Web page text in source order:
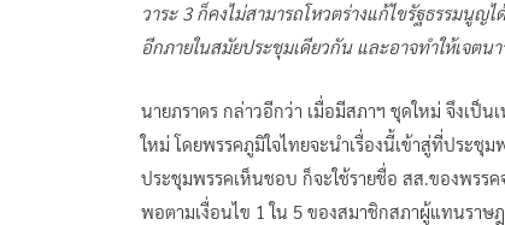
วาระ 3 ก็คงไม่สามารถโหวตร่างแก้ไขรัฐธรรมนู
อีกภายในสมัยประชุมเดียวกัน และอาจทำให้เจต
นายภราดร กล่าวอีกว่า เมื่อมีสภาฯ ชุดใหม่ จึงเป็
ใหม่ โดยพรรคภูมิใจไทยจะนำเรื่องนี้เข้าสู่ที่ประ
ประชุมพรรคเห็นชอบ ก็จะใช้รายชื่อ สส.ของพรรค
พอตามเงื่อนไข 1 ใน 5 ของสมาชิกสภาผู้แทนราษ